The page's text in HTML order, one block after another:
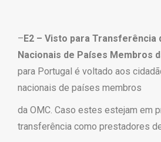
–E2 – Visto para Transferência
Nacionais de Países Membros
para Portugal é voltado aos
nacionais de países membros
da OMC. Caso estes estejam em
transferência como prestadores